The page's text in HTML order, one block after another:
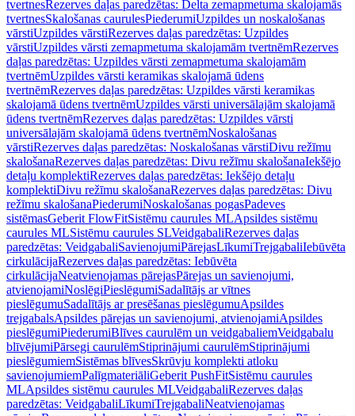
tvertnesRezerves daļas paredzētas: Delta zemapmetuma skalojamās
tvertnesSkalošanas caurulesPiederumiUzpildes un noskalošanas
vārstiUzpildes vārstiRezerves daļas paredzētas: Uzpildes
vārstiUzpildes vārsti zemapmetuma skalojamām tvertnēmRezerves
daļas paredzētas: Uzpildes vārsti zemapmetuma skalojamām
tvertnēmUzpildes vārsti keramikas skalojamā ūdens
tvertnēmRezerves daļas paredzētas: Uzpildes vārsti keramikas
skalojamā ūdens tvertnēmUzpildes vārsti universālajām skalojamā
ūdens tvertnēmRezerves daļas paredzētas: Uzpildes vārsti
universālajām skalojamā ūdens tvertnēmNoskalošanas
vārstiRezerves daļas paredzētas: Noskalošanas vārstiDivu režīmu
skalošanaRezerves daļas paredzētas: Divu režīmu skalošanaIekšējo
detaļu komplektiRezerves daļas paredzētas: Iekšējo detaļu
komplektiDivu režīmu skalošanaRezerves daļas paredzētas: Divu
režīmu skalošanaPiederumiNoskalošanas pogasPadeves
sistēmasGeberit FlowFitSistēmu caurules MLApsildes sistēmu
caurules MLSistēmu caurules SLVeidgabaliRezerves daļas
paredzētas: VeidgabaliSavienojumiPārejasLīkumiTrejgabaliIebūvēta
cirkulācijaRezerves daļas paredzētas: Iebūvēta
cirkulācijaNeatvienojamas pārejasPārejas un savienojumi,
atvienojamiNoslēgiPieslēgumiSadalītājs ar vītnes
pieslēgumuSadalītājs ar presēšanas pieslēgumuApsildes
trejgabalsApsildes pārejas un savienojumi, atvienojamiApsildes
pieslēgumiPiederumiBlīves caurulēm un veidgabaliemVeidgabalu
blīvējumiPārsegi caurulēmStiprinājumi caurulēmStiprinājumi
pieslēgumiemSistēmas blīvesSkrūvju komplekti atloku
savienojumiemPalīgmateriāliGeberit PushFitSistēmu caurules
MLApsildes sistēmu caurules MLVeidgabaliRezerves daļas
paredzētas: VeidgabaliLīkumiTrejgabaliNeatvienojamas